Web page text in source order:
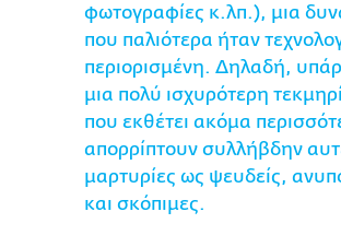
φωτογραφίες κ.λπ.), μια
που παλιότερα ήταν
περιορισμένη. Δηλαδή,
μια πολύ ισχυρότερη
που εκθέτει ακόμα
απορρίπτουν συλλήβδην
μαρτυρίες ως ψευδείς,
και σκόπιμες.